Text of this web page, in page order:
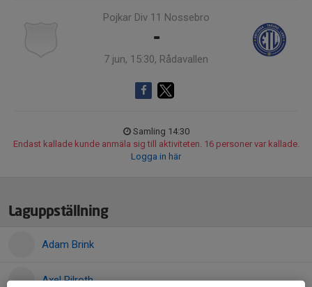
Pojkar Div 11 Nossebro
-
7 jun, 15:30, Rådavallen
Samling 14:30
Endast kallade kunde anmäla sig till aktiviteten. 16 personer var kallade.
Logga in här
Laguppställning
Adam Brink
Axel Pilroth